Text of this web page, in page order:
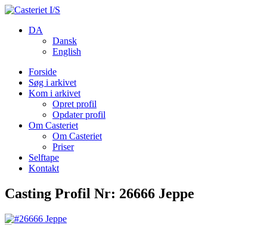
DA
Dansk
English
Forside
Søg i arkivet
Kom i arkivet
Opret profil
Opdater profil
Om Casteriet
Om Casteriet
Priser
Selftape
Kontakt
Casting Profil Nr: 26666 Jeppe